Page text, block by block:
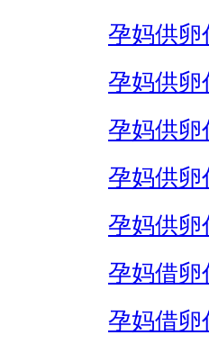
孕妈供卵
孕妈供卵
孕妈供卵
孕妈供卵
孕妈供卵
孕妈借卵
孕妈借卵